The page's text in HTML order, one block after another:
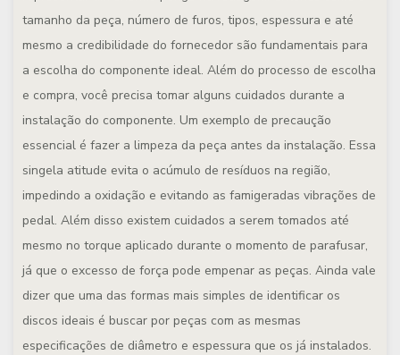
tamanho da peça, número de furos, tipos, espessura e até
mesmo a credibilidade do fornecedor são fundamentais para
a escolha do componente ideal. Além do processo de escolha
e compra, você precisa tomar alguns cuidados durante a
instalação do componente. Um exemplo de precaução
essencial é fazer a limpeza da peça antes da instalação. Essa
singela atitude evita o acúmulo de resíduos na região,
impedindo a oxidação e evitando as famigeradas vibrações de
pedal. Além disso existem cuidados a serem tomados até
mesmo no torque aplicado durante o momento de parafusar,
já que o excesso de força pode empenar as peças. Ainda vale
dizer que uma das formas mais simples de identificar os
discos ideais é buscar por peças com as mesmas
especificações de diâmetro e espessura que os já instalados.